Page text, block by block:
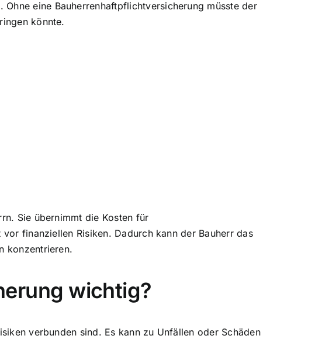
eine Bauherrenhaftpflichtversicherung müsste der
könnte.
Sie übernimmt die Kosten für
finanziellen Risiken. Dadurch kann der Bauherr das
konzentrieren.
wichtig?
verbunden sind. Es kann zu Unfällen oder Schäden